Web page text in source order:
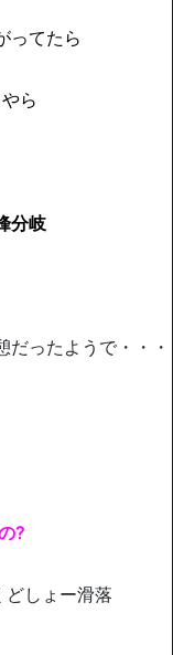
ってたら
ら
分岐
だったようで・・・
?
どしょー滑落